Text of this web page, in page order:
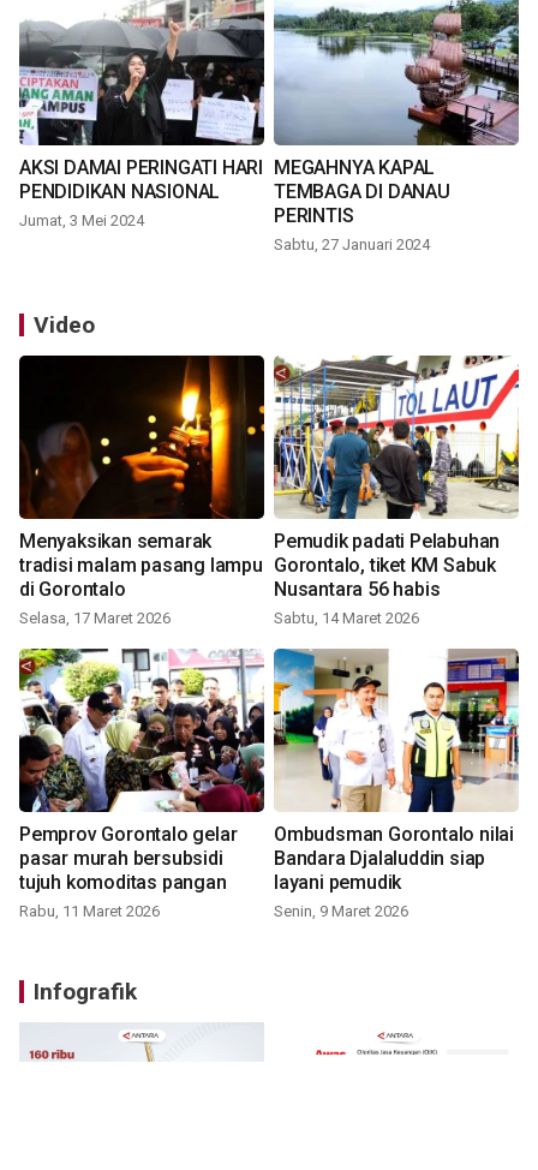
AKSI DAMAI PERINGATI HARI
PENDIDIKAN NASIONAL
Jumat, 3 Mei 2024
MEGAHNYA KAPAL
TEMBAGA DI DANAU
PERINTIS
Sabtu, 27 Januari 2024
Video
Menyaksikan semarak
tradisi malam pasang lampu
di Gorontalo
Selasa, 17 Maret 2026
Pemudik padati Pelabuhan
Gorontalo, tiket KM Sabuk
Nusantara 56 habis
Sabtu, 14 Maret 2026
Pemprov Gorontalo gelar
pasar murah bersubsidi
tujuh komoditas pangan
Rabu, 11 Maret 2026
Ombudsman Gorontalo nilai
Bandara Djalaluddin siap
layani pemudik
Senin, 9 Maret 2026
Infografik